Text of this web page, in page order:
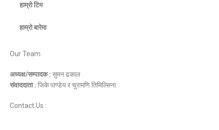
हाम्रो टिम
हाम्रो बारेमा
Our Team
अध्यक्ष/सम्पादक : सुमन ढकाल
संवाददाता : जिके पाण्डेय र चुरामणि तिमिल्सिना
Contact Us :